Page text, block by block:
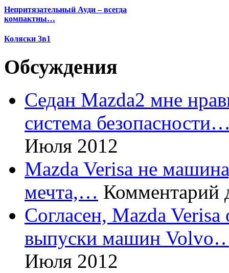
Непритязательный Ауди – всегда
компактны…
Коляски 3в1
Обсуждения
Седан Mazda2 мне
система
Июля 2012
Mazda Verisa не
мечта,… Комментарий
Согласен, Mazda
выпуски машин
Июля 2012